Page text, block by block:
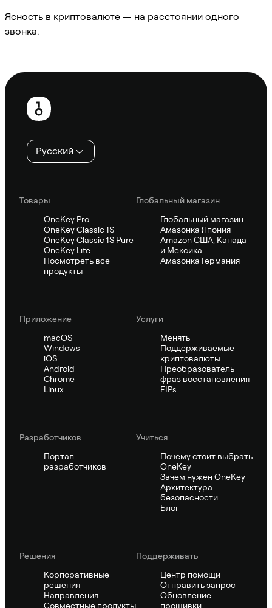
Ясность в криптовалюте — на расстоянии одного
звонка.
Нижний
колонтитул
Русский
Товары
OneKey Pro
OneKey Classic 1S
OneKey Classic 1S Pure
OneKey Lite
Посмотреть все
продукты
Глобальный магазин
Глобальный магазин
Амазонка Япония
Amazon США, Канада
и Мексика
Амазонка Германия
Приложение
macOS
Windows
iOS
Android
Chrome
Linux
Услуги
Менять
Поддерживаемые
криптовалюты
Преобразователь
фраз восстановления
EIPs
Pазработчиков
Портал
разработчиков
Учиться
Почему стоит выбрать
OneKey
Зачем нужен OneKey
Архитектура
безопасности
Блог
Решения
Корпоративные
решения
Направления
Совместные продукты
Поддерживать
Центр помощи
Отправить запрос
Обновление
прошивки